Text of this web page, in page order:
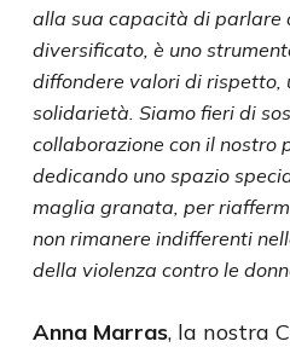
alla sua capacità di parlare
diversificato, è uno
diffondere valori di rispetto,
solidarietà. Siamo fieri di
collaborazione con il nostro
dedicando uno spazio
maglia granata, per
non rimanere indifferenti
della violenza contro le
Anna Marras, la nostra